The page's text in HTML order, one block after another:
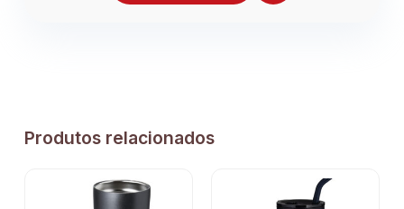
Produtos relacionados